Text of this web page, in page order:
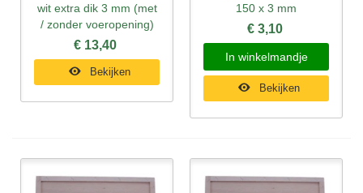
wit extra dik 3 mm (met
/ zonder voeropening)
€ 13,40
Bekijken
150 x 3 mm
€ 3,10
In winkelmandje
Bekijken